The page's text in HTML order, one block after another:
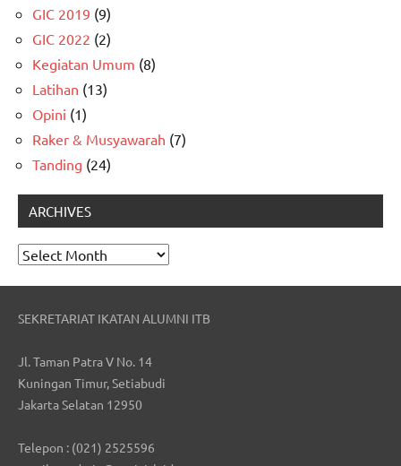
GIC 2019 (9)
GIC 2022 (2)
Kegiatan Umum (8)
Latihan (13)
Opini (1)
Raker & Musyawarah (7)
Tanding (24)
ARCHIVES
Archives
SEKRETARIAT IKATAN ALUMNI ITB
Jl. Taman Patra V No. 14
Kuningan Timur, Setiabudi
Jakarta Selatan 12950
Telepon : (021) 2525596